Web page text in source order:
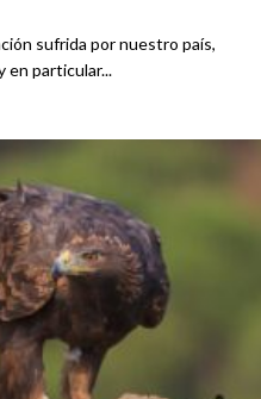
sufrida por nuestro país,
en particular...